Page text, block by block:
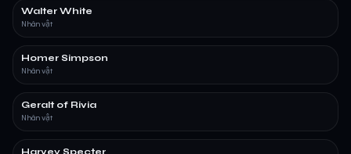
Walter White
Nhân vật
Homer Simpson
Nhân vật
Geralt of Rivia
Nhân vật
Harvey Specter